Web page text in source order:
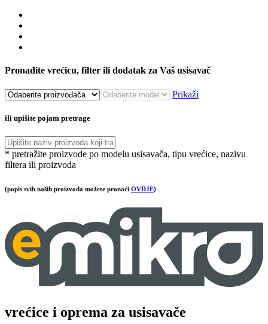
Pronađite vrećicu, filter ili dodatak za Vaš usisavač
Prikaži
ili upišite pojam pretrage
* pretražite proizvode po modelu usisavača, tipu vrećice, nazivu
filtera ili proizvoda
(popis svih naših proizvoda možete pronaći OVDJE)
vrećice i oprema za usisavače